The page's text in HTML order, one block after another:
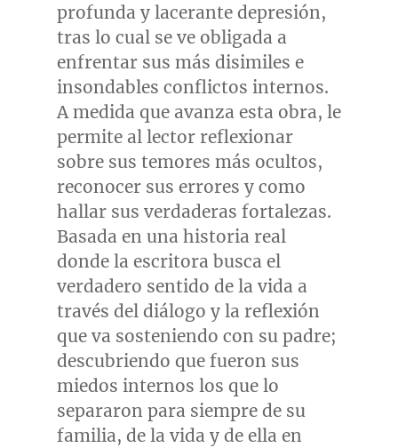
profunda y lacerante depresión,
tras lo cual se ve obligada a
enfrentar sus más disimiles e
insondables conflictos internos.
A medida que avanza esta obra, le
permite al lector reflexionar
sobre sus temores más ocultos,
reconocer sus errores y como
hallar sus verdaderas fortalezas.
Basada en una historia real
donde la escritora busca el
verdadero sentido de la vida a
través del diálogo y la reflexión
que va sosteniendo con su padre;
descubriendo que fueron sus
miedos internos los que lo
separaron para siempre de su
familia, de la vida y de ella en